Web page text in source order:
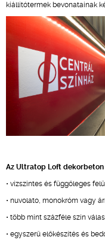
kiállítótermek bevonatainak
Az Ultratop Loft dekorbeton
• vízszintes és függőleges
• nuvolato, monokróm vagy
• több mint százféle szín
• egyszerű előkészítés és